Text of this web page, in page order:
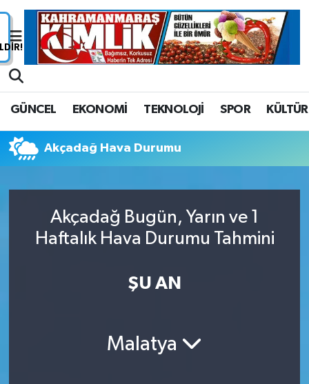
GÜNCEL EKONOMİ TEKNOLOJİ SPOR KÜLTÜR
Akçadağ Hava Durumu
Akçadağ Bugün, Yarın ve 1
Haftalık Hava Durumu Tahmini
ŞU AN
Malatya
Nöbetçi Eczaneler
Trafik Durumu
Süper Lig Puan Durumu ve Fikstür
Tüm Manşetler